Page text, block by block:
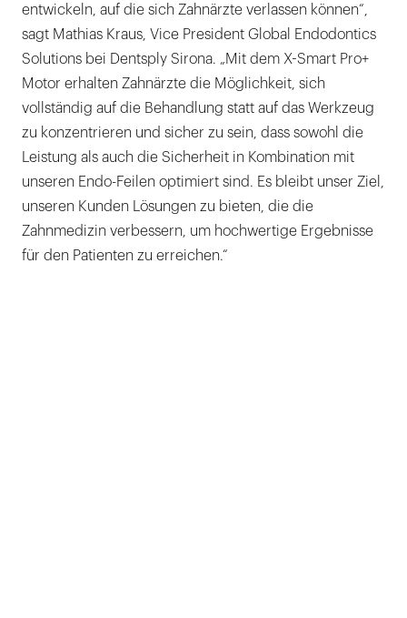
entwickeln, auf die sich Zahnärzte verlassen können“,
sagt Mathias Kraus, Vice President Global Endodontics
Solutions bei Dentsply Sirona. „Mit dem X-Smart Pro+
Motor erhalten Zahnärzte die Möglichkeit, sich
vollständig auf die Behandlung statt auf das Werkzeug
zu konzentrieren und sicher zu sein, dass sowohl die
Leistung als auch die Sicherheit in Kombination mit
unseren Endo-Feilen optimiert sind. Es bleibt unser Ziel,
unseren Kunden Lösungen zu bieten, die die
Zahnmedizin verbessern, um hochwertige Ergebnisse
für den Patienten zu erreichen.“